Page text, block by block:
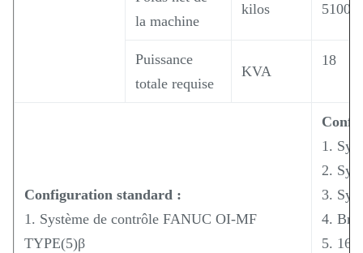
la machine
kilos 5100
Puissance
totale requise
KVA
18
Configuration standard :
1. Système de contrôle FANUC OI-MF
TYPE(5)β
1.
2.
3.
4.
5. 16